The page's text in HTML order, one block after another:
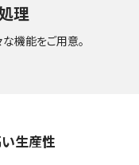
理
機能をご用意。
生産性